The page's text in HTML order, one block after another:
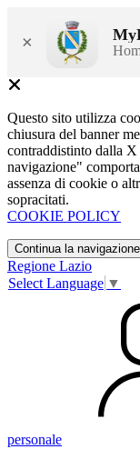
×
Questo sito utilizza
chiusura del banner
contraddistinto dalla
navigazione"
assenza di cookie o
sopracitati.
COOKIE POLICY
Continua la navigazione
Regione Lazio
Select Language ▼
personale